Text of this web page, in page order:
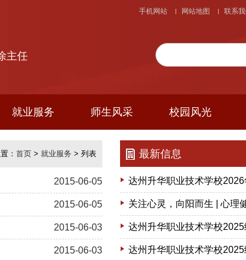
联系
|
网站地图
|
手机网站
主任
就业服务 师生风采 校园风光
： 首页 > 就业服务 > 列表
2015-06-05
2015-06-05
2015-06-03
2015-06-03
最新信息
达州升华职业技术学校
彩回顾
关注心灵，向阳而生 | 心理
达州升华职业技术学校
达州升华职业技术学校